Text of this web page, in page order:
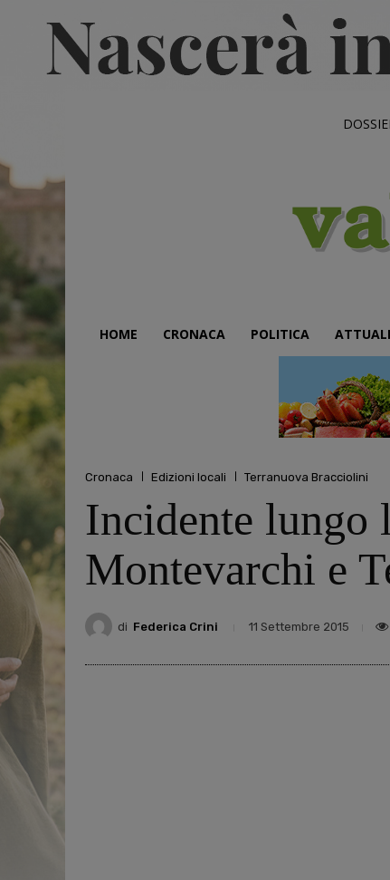
HOME CRONACA POLITICA
Cronaca Edizioni locali Terranuova Bracciolini
Incidente
Montevarchi e
di Federica Crini 11 Settembre 2015